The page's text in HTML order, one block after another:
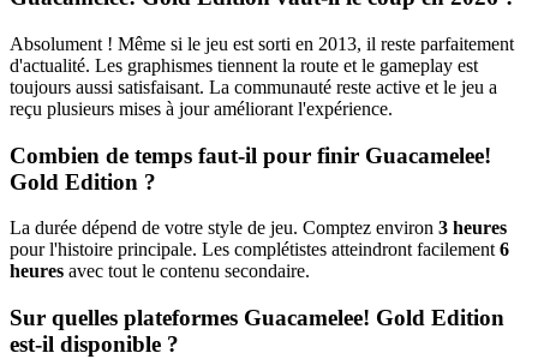
Absolument ! Même si le jeu est sorti en 2013, il reste parfaitement
d'actualité. Les graphismes tiennent la route et le gameplay est
toujours aussi satisfaisant. La communauté reste active et le jeu a
reçu plusieurs mises à jour améliorant l'expérience.
Combien de temps faut-il pour finir Guacamelee!
Gold Edition ?
La durée dépend de votre style de jeu. Comptez environ 3 heures
pour l'histoire principale. Les complétistes atteindront facilement6
heures avec tout le contenu secondaire.
Sur quelles plateformes Guacamelee! Gold Edition
est-il disponible ?